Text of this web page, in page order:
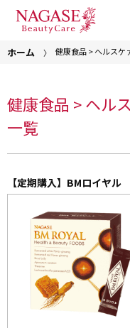
ホーム 健康食品 > ヘルスケ
健康食品 > ヘル
一覧
【定期購入】BMロイヤル